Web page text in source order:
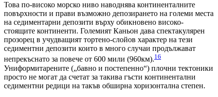
Това по-високо морско ниво наводнява континенталните
повърхности и прави възможно депозирането на големи места
на седиментарни депозити върху обикновено високо-
стоящите континенти. Големият Каньон дава спектакулярен
прозорец в учудващият тортено-слойов характер на тези
седиментни депозити които в много случаи продължават
непрекъснато за повече от 600 мили (960км).16
Униформитарените („бавно и постепенно“) плочни тектоники
просто не могат да счетат за такива гъсти континентални
седиментни редици на такъв обширна хоризонтална степен.